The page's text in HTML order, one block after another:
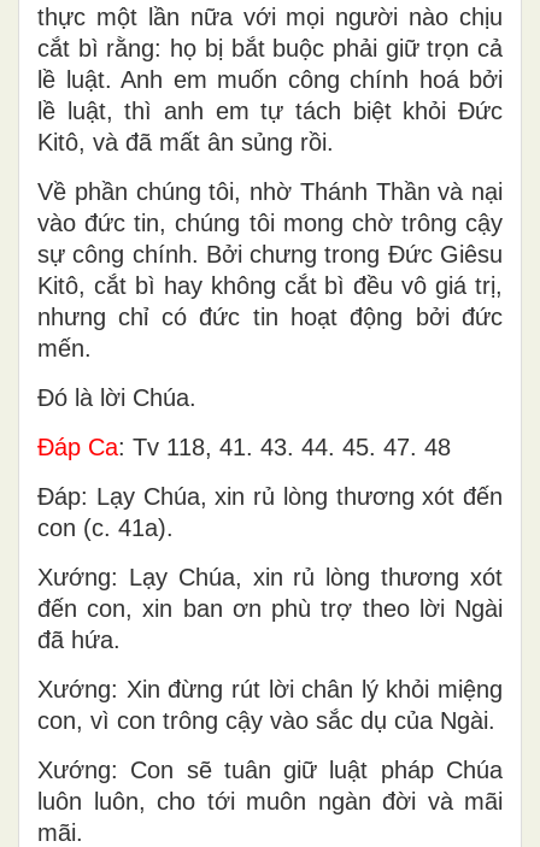
thực một lần nữa với mọi người nào chịu
cắt bì rằng: họ bị bắt buộc phải giữ trọn cả
lề luật. Anh em muốn công chính hoá bởi
lề luật, thì anh em tự tách biệt khỏi Ðức
Kitô, và đã mất ân sủng rồi.
Về phần chúng tôi, nhờ Thánh Thần và nại
vào đức tin, chúng tôi mong chờ trông cậy
sự công chính. Bởi chưng trong Ðức Giêsu
Kitô, cắt bì hay không cắt bì đều vô giá trị,
nhưng chỉ có đức tin hoạt động bởi đức
mến.
Ðó là lời Chúa.
Ðáp Ca: Tv 118, 41. 43. 44. 45. 47. 48
Ðáp: Lạy Chúa, xin rủ lòng thương xót đến
con (c. 41a).
Xướng: Lạy Chúa, xin rủ lòng thương xót
đến con, xin ban ơn phù trợ theo lời Ngài
đã hứa.
Xướng: Xin đừng rút lời chân lý khỏi miệng
con, vì con trông cậy vào sắc dụ của Ngài.
Xướng: Con sẽ tuân giữ luật pháp Chúa
luôn luôn, cho tới muôn ngàn đời và mãi
mãi.